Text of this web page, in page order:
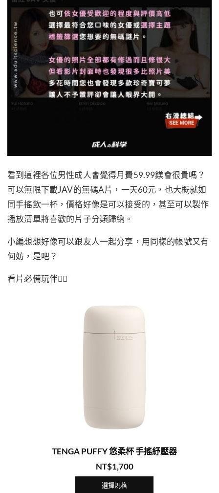
看到這裡各位男性成人會覺得月費59.99鎂會很貴嗎？
可以無限下載JAV的無碼A片，一天60元，也大概就如
同手搖飲一杯，價格好像是可以接受的，甚至可以製作
播放清單將喜歡的片子分類歸納。
小編想想好像可以跟友人一起分享，用同樣的帳號又有
何妨，是吧？
看片必備玩伴👇🏻
TENGA PUFFY 悠柔杯 手搖紓壓器
NT$1,700
選擇規格